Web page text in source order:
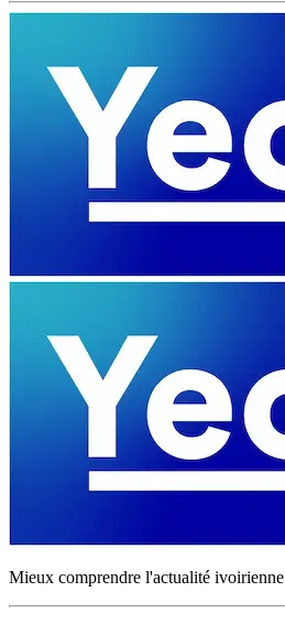
Mieux comprendre l'actualité ivoirienne